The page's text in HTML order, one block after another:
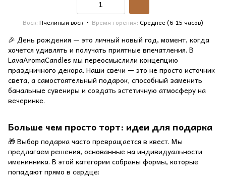
Воск Пчелиный воск Время горения Среднее (6-15 часов)
🎉 День рождения — это личный новый год, момент, когда
хочется удивлять и получать приятные впечатления. В
LavaAromaCandles мы переосмыслили концепцию
праздничного декора. Наши свечи — это не просто источник
света, а самостоятельный подарок, способный заменить
банальные сувениры и создать эстетичную атмосферу на
вечеринке.
Больше чем просто торт: идеи для подарка
🎁 Выбор подарка часто превращается в квест. Мы
предлагаем решения, основанные на индивидуальности
именинника. В этой категории собраны формы, которые
попадают прямо в сердце: